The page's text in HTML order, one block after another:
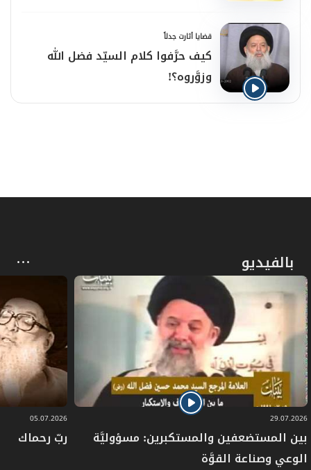
*المصدر: استفتاءات- عقائد.
قضايا أثارت جدلاً
كيف حرَّفوا كلام السيّد فضل الله
وزوَّروه؟!
بالفيديو
29.07.2026
بين المستضعفين والمستكبرين: مسؤوليَّة
الوعي وصناعة القوَّة
05.07.2026
ربّ رحماك